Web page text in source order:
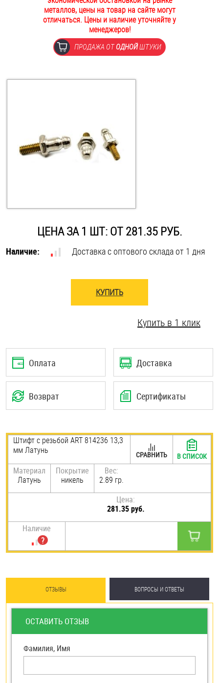
ОПЛАТА И ДОСТАВКА
Втулки
Инструмент
Крюки, кольца с шурупной резьбой
Оснастка и аксессуары для яхт
Саморезы и шурупы
Такелаж
Хомуты
Шайбы
Шпильки
Шплинты
Штифты и пальцы
металлов, цены на товар на сайте могут
отличаться. Цены и наличие уточняйте у
менеджеров!
ПРОДАЖА ОТОДНОЙШТУКИ
ЦЕНА ЗА 1 ШТ: ОТ 281.35 РУБ.
Наличие: Доставка с оптового склада от 1 дня
КУПИТЬ
Купить в 1 клик
Оплата Доставка
Возврат Сертификаты
Штифт с резьбой ART 814236 13,3
мм Латунь
Материал
Латунь
Покрытие
никель
Вес:
2.89 гр.
Цена:
281.35 руб.
Наличие
СРАВНИТЬ В СПИСОК
ОТЗЫВЫ ВОПРОСЫ И ОТВЕТЫ
ОСТАВИТЬ ОТЗЫВ
Фамилия, Имя